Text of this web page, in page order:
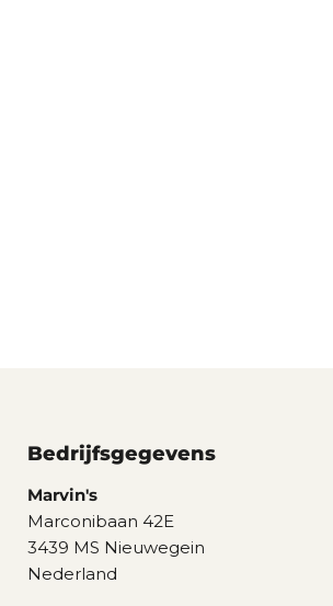
Bedrijfsgegevens
Marvin's
Marconibaan 42E
3439 MS Nieuwegein
Nederland